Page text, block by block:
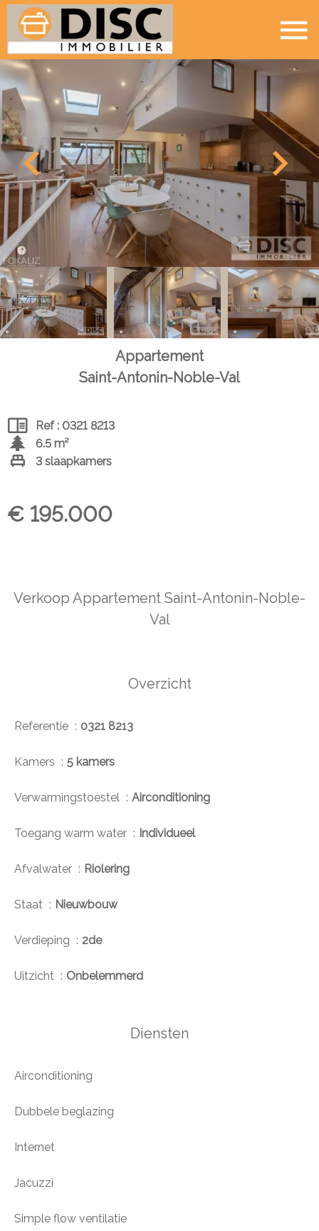
Appartement
Saint-Antonin-Noble-Val
Ref : 0321 8213
6.5 m²
3 slaapkamers
€ 195.000
Verkoop Appartement Saint-Antonin-Noble-
Val
Overzicht
Referentie 0321 8213
Kamers 5 kamers
Verwarmingstoestel Airconditioning
Toegang warm water Individueel
Afvalwater Riolering
Staat Nieuwbouw
Verdieping 2de
Uitzicht Onbelemmerd
Diensten
Airconditioning
Dubbele beglazing
Internet
Jacuzzi
Simple flow ventilatie